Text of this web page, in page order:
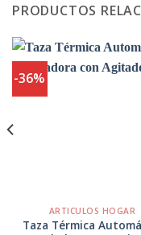
PRODUCTOS
-36%
ARTICULOS HOGAR
Taza Térmica